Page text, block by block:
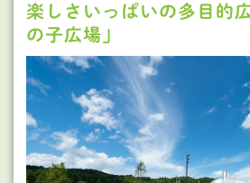
楽しさいっぱいの多目的
の子広場」